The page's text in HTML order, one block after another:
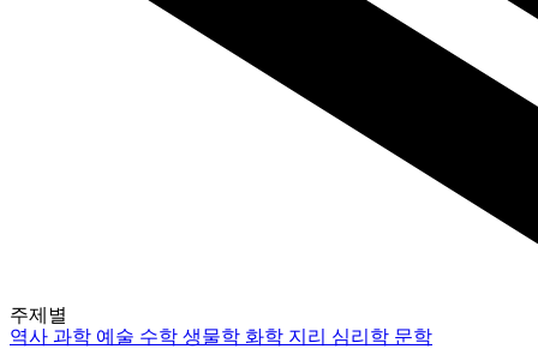
주제별
역사과학 예술 수학생물학 화학 지리 심리학 문학